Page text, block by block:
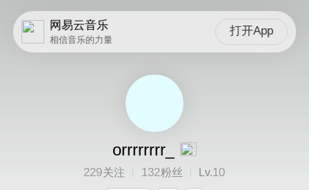
网易云音乐
相信音乐的力量
打开App
orrrrrrrr_
229关注 132粉丝 Lv.10